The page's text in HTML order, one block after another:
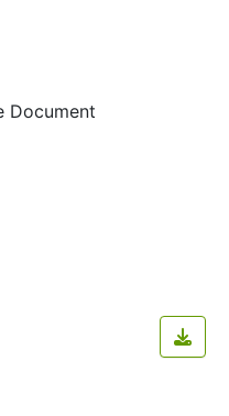
Document